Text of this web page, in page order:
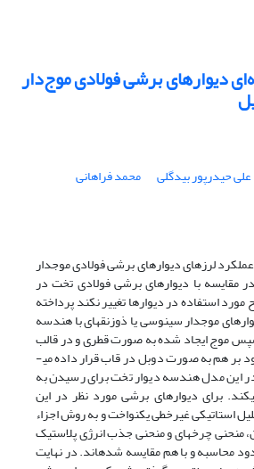
دیوارهای برشی فولادی موج‌دار
علی حیدرپور بیدگلی
محمد فراهانی
لرزه­ای دیوارهای برشی فولادی موج­دار
مقایسه با دیوارهای برشی فولادی تخت در
استفاده در دیوارها تغییر نکند پرداخته
موج­دار سینوسی یا ذوزنقه­ای با هندسه
موج ایجاد شده به صورت قطری و در قالب
دو دیوار با موج­های عمود بر هم به صورت دوبل در قاب قرار داده می­
این مدل هندسه دیوار تخت برای رسیدن به
برای دیوارهای برشی مورد نظر در این
استاتیکی غیرخطی یکنواخت و به روش اجزاء
منحنی چرخه­ای و منحنی جذب انرژی پلاستیک
محاسبه و با هم مقایسه شده­اند. در نهایت